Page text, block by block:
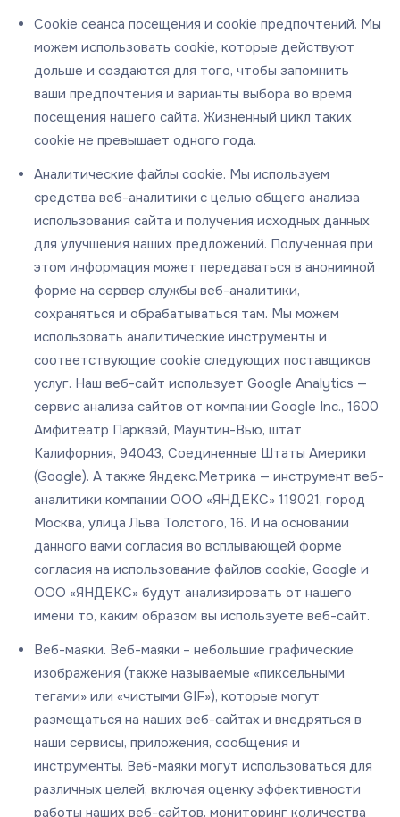
Cookie сеанса посещения и cookie предпочтений. Мы
можем использовать cookie, которые действуют
дольше и создаются для того, чтобы запомнить
ваши предпочтения и варианты выбора во время
посещения нашего сайта. Жизненный цикл таких
cookie не превышает одного года.
Аналитические файлы cookie. Мы используем
средства веб-аналитики с целью общего анализа
использования сайта и получения исходных данных
для улучшения наших предложений. Полученная при
этом информация может передаваться в анонимной
форме на сервер службы веб-аналитики,
сохраняться и обрабатываться там. Мы можем
использовать аналитические инструменты и
соответствующие cookie следующих поставщиков
услуг. Наш веб-сайт использует Google Analytics —
сервис анализа сайтов от компании Google Inc., 1600
Амфитеатр Парквэй, Маунтин-Вью, штат
Калифорния, 94043, Соединенные Штаты Америки
(Google). А также Яндекс.Метрика — инструмент веб-
аналитики компании ООО «ЯНДЕКС» 119021, город
Москва, улица Льва Толстого, 16. И на основании
данного вами согласия во всплывающей форме
согласия на использование файлов cookie, Google и
ООО «ЯНДЕКС» будут анализировать от нашего
имени то, каким образом вы используете веб-сайт.
Веб-маяки. Веб-маяки – небольшие графические
изображения (также называемые «пиксельными
тегами» или «чистыми GIF»), которые могут
размещаться на наших веб-сайтах и внедряться в
наши сервисы, приложения, сообщения и
инструменты. Веб-маяки могут использоваться для
различных целей, включая оценку эффективности
работы наших веб-сайтов, мониторинг количества